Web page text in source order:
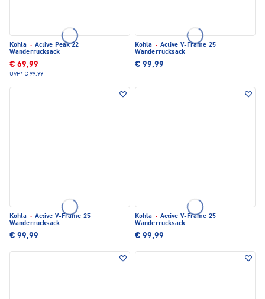
Kohla · Active Peak 22
Wanderrucksack
€ 69,99
UVP* € 99,99
Kohla · Active V-Frame 25
Wanderrucksack
€ 99,99
Kohla · Active V-Frame 25
Wanderrucksack
€ 99,99
Kohla · Active V-Frame 25
Wanderrucksack
€ 99,99